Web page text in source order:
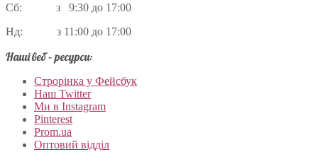
Сб: з 9:30 до 17:00
Нд: з 11:00 до 17:00
Наші веб – ресурси:
Строрінка у Фейсбук
Наш Twitter
Ми в Instagram
Pinterest
Prom.ua
Оптовий відділ